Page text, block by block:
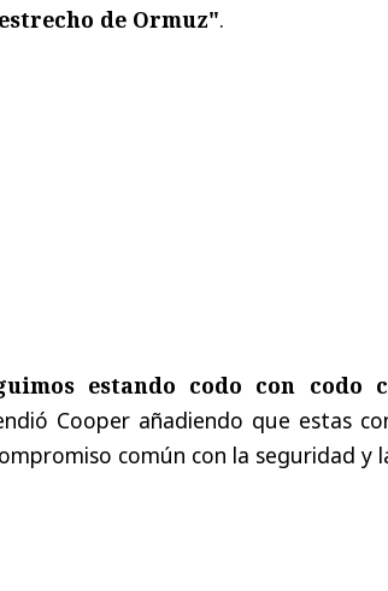
de Ormuz".
estando codo con codo
Cooper añadiendo que estas
común con la seguridad y